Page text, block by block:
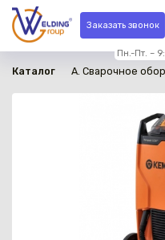
Заказать звонок
Пн.-Пт. –
Каталог A. Сварочное
в наличии